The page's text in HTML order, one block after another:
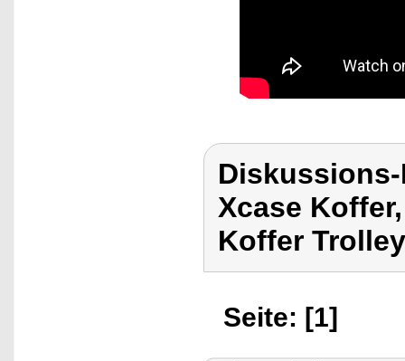
Xcase
Koffer
Seite: [1]